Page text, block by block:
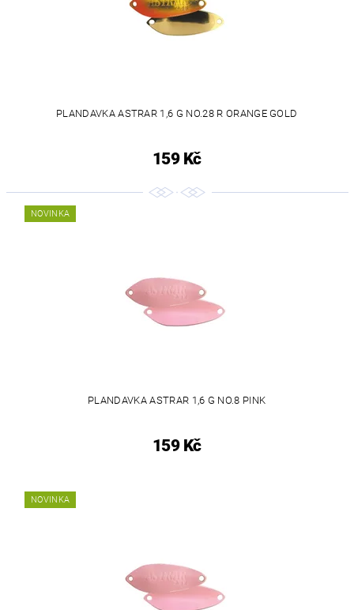
PLANDAVKA ASTRAR 1,6 G NO.28 R ORANGE GOLD
159 Kč
NOVINKA
PLANDAVKA ASTRAR 1,6 G NO.8 PINK
159 Kč
NOVINKA